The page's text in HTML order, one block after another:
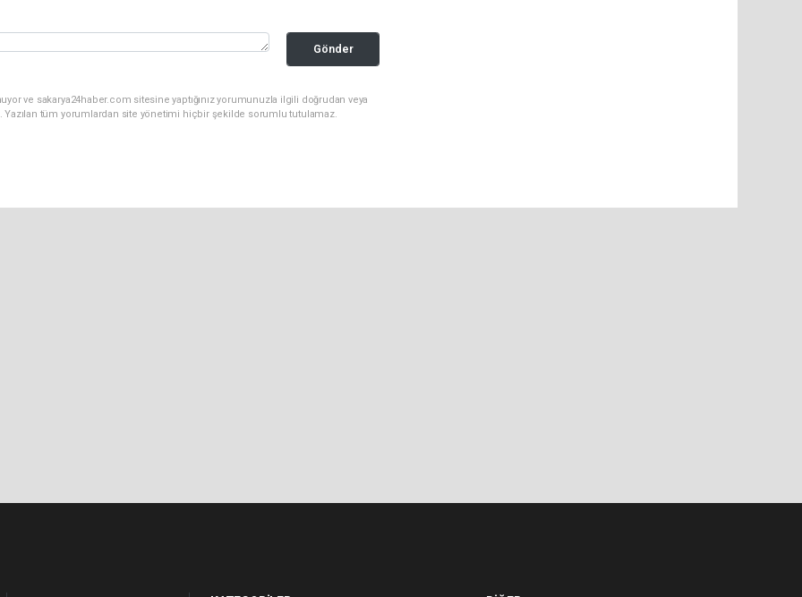
Gönder
ve sakarya24haber.com sitesine yaptığınız yorumunuzla ilgili doğrudan veya
Yazılan tüm yorumlardan site yönetimi hiçbir şekilde sorumlu tutulamaz.